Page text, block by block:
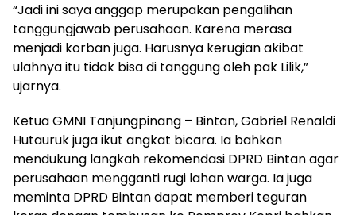
“Jadi ini saya anggap merupakan pengalihan
tanggungjawab perusahaan. Karena merasa
menjadi korban juga. Harusnya kerugian akibat
ulahnya itu tidak bisa di tanggung oleh pak Lilik,”
ujarnya.
Ketua GMNI Tanjungpinang – Bintan, Gabriel Renaldi
Hutauruk juga ikut angkat bicara. Ia bahkan
mendukung langkah rekomendasi DPRD Bintan agar
perusahaan mengganti rugi lahan warga. Ia juga
meminta DPRD Bintan dapat memberi teguran